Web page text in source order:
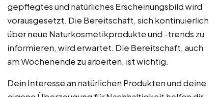
gepflegtes und natürliches Erscheinungsbild wird
vorausgesetzt. Die Bereitschaft, sich kontinuierlich
über neue Naturkosmetikprodukte und -trends zu
informieren, wird erwartet. Die Bereitschaft, auch
am Wochenende zu arbeiten, ist wichtig.
Dein Interesse an natürlichen Produkten und deine